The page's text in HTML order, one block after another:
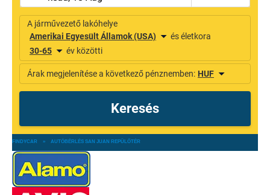
FINDYCAR » AUTÓBÉRLÉS SAN JUAN REPÜLŐTÉR